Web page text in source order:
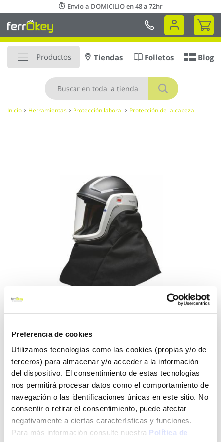
Preferencia de cookies
Utilizamos tecnologías como las cookies (propias y/o de
terceros) para almacenar y/o acceder a la información
del dispositivo. El consentimiento de estas tecnologías
nos permitirá procesar datos como el comportamiento de
navegación o las identificaciones únicas en este sitio. No
consentir o retirar el consentimiento, puede afectar
negativamente a ciertas características y funciones.
Para más información consulte nuestra Política de
al
contenido
Envío a DOMICILIO en 48 a 72hr
Mi
Productos
Buscar
Tiendas Folletos Blog
Inicio Herramientas Protección laboral Protección de la cabeza
Casco cubrehombros
ignifugo m-407 3m
3m Ref:23005192
al
comienzo
de
la
galería
de
imágenes